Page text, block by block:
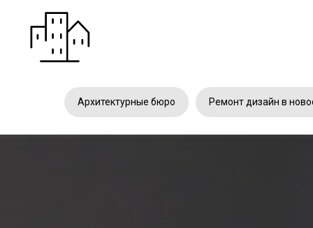
Архитектурные бюро Ремонт дизайн в